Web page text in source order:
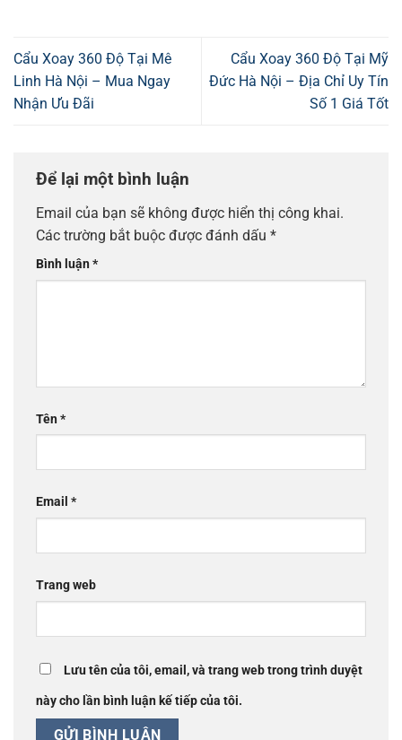
Cẩu Xoay 360 Độ Tại Mê
Linh Hà Nội – Mua Ngay
Nhận Ưu Đãi
Cẩu Xoay 360 Độ Tại Mỹ
Đức Hà Nội – Địa Chỉ Uy Tín
Số 1 Giá Tốt
Để lại một bình luận
Email của bạn sẽ không được hiển thị công khai.
Các trường bắt buộc được đánh dấu *
Bình luận*
Tên*
Email *
Trang web
Lưu tên của tôi, email, và trang web trong trình duyệt
này cho lần bình luận kế tiếp của tôi.